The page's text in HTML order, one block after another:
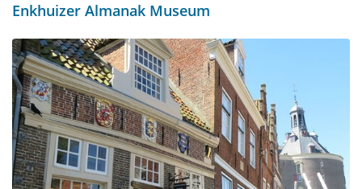
Enkhuizer Almanak Museum